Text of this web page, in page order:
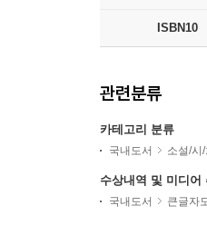
ISBN10
관련분류
카테고리 분류
국내도서 소설/시
수상내역 및 미디어
국내도서 큰글자